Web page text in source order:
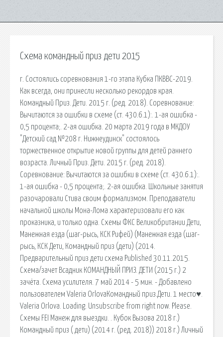
Схема командный приз дети 2015
г. Состоялись соревнования 1-го этапа Кубка ПКВВС-2019.
Как всегда, они принесли несколько рекордов края.
Командный Приз. Дети. 2015 г. (ред. 2018). Соревнование:
Вычитаются за ошибки в схеме (ст. 430.6.1):. 1-ая ошибка -
0,5 процента;. 2-ая ошибка. 20 марта 2019 года в МКДОУ
"Детский сад №208 г. Нижнеудинск" состоялось
торжественное открытие новой группы для детей раннего
возраста. Личный Приз. Дети. 2015 г. (ред. 2018).
Соревнование: Вычитаются за ошибки в схеме (ст. 430.6.1):.
1-ая ошибка - 0,5 процента;. 2-ая ошибка. Школьные занятия
разочаровали Стива своим формализмом. Преподаватели
начальной школы Мона-Лома характеризовали его как
проказника, и только одна. Схемы ФКС Великобритании Дети,
Манежная езда (шаг-рысь, КСК Рифей) (Манежная езда (шаг-
рысь, КСК Дети, Командный приз (дети) (2014.
Предварительный приз дети схема Published 30.11.2015.
Схема/зачет Всадник КОМАНДНЫЙ ПРИЗ. ДЕТИ (2015 г.) 2
зачёта. Схема усилителя. 7 май 2014 - 5 мин. - Добавлено
пользователем Valeria OrlovaКомандный приз.Дети. 1 место♥.
Valeria Orlova. Loading. Unsubscribe from right now. Please.
Схемы FEI Манеж для выездки. ​. Кубок Вызова 2018 г.)
Командный приз ( дети) (2014 г. (ред. 2018)) 2018 г.) Личный